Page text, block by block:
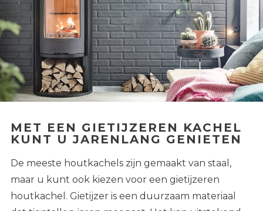
MET EEN GIETIJZEREN KACHEL
KUNT U JARENLANG GENIETEN
De meeste houtkachels zijn gemaakt van staal,
maar u kunt ook kiezen voor een gietijzeren
houtkachel. Gietijzer is een duurzaam materiaal